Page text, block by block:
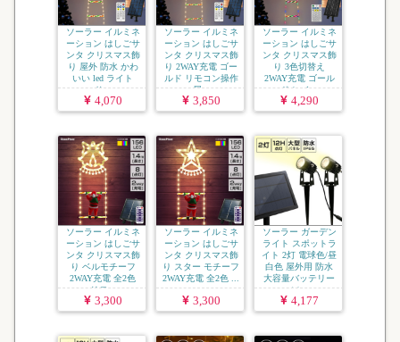
ソーラー イルミネ
ーション はしごサ
ンタ クリスマス飾
り 屋外 防水 かわ
いい led ライト
サ...
4,070
ソーラー イルミネ
ーション はしごサ
ンタ クリスマス飾
り 2WAY充電 ゴー
ルド リモコン操作
屋...
3,850
ソーラー イルミネ
ーション はしごサ
ンタ クリスマス飾
り 3色切替え
2WAY充電 ゴール
ド レイ...
4,290
ソーラー イルミネ
ーション はしごサ
ンタ クリスマス飾
り ベルモチーフ
2WAY充電 全2色
リモ...
3,300
ソーラー イルミネ
ーション はしごサ
ンタ クリスマス飾
り スター モチーフ
2WAY充電 全2色 ...
3,300
ソーラー ガーデン
ライト スポットラ
イト 2灯 電球色/昼
白色 屋外用 防水
大容量バッテリー
ソ...
4,177